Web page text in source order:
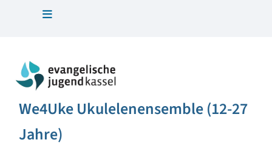
We4Uke Ukulelenensemble (12-27
Jahre)